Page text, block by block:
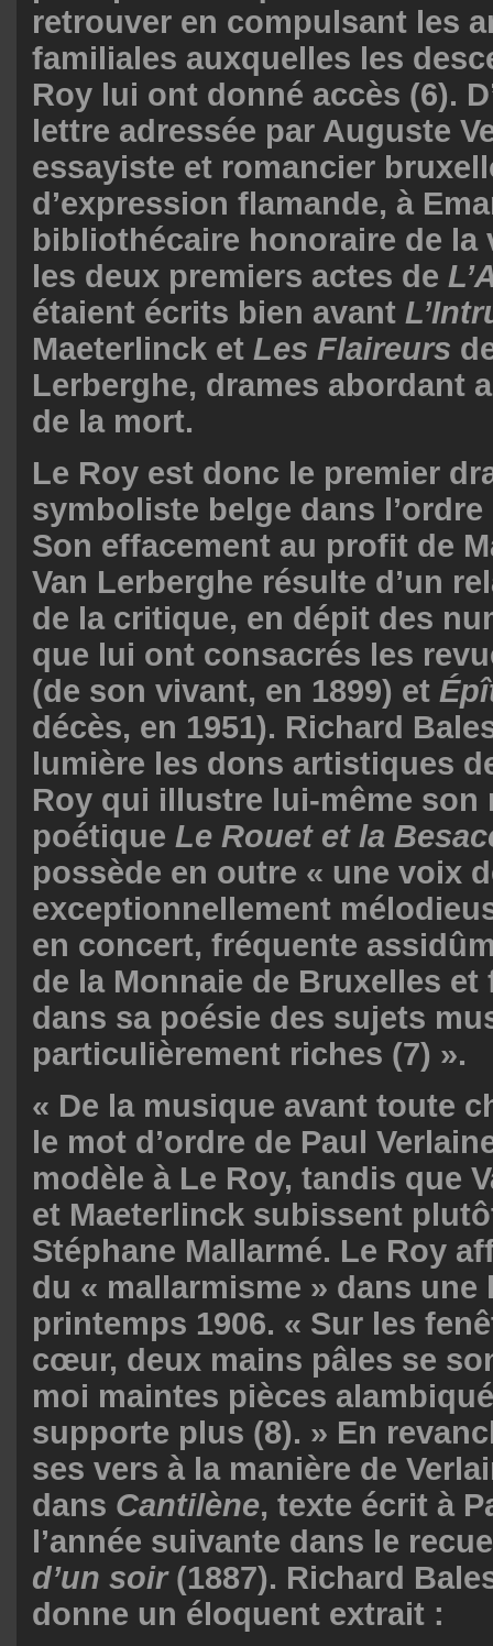
retrouver en compulsant les
familiales auxquelles les
Roy lui ont donné accès (6).
lettre adressée par Auguste
essayiste et romancier
d’expression flamande, à
bibliothécaire honoraire de la
les deux premiers actes de
étaient écrits bien avant
Maeterlinck et Les Flaireurs
Lerberghe, drames abordant
de la mort.
Le Roy est donc le premier
symboliste belge dans
Son effacement au profit de
Van Lerberghe résulte d’un
de la critique, en dépit des
que lui ont consacrés les
(de son vivant, en 1899) et
décès, en 1951). Richard
lumière les dons artistiques
Roy qui illustre lui-même son
poétique Le Rouet et la
possède en outre « une voix
exceptionnellement
en concert, fréquente
de la Monnaie de Bruxelles et
dans sa poésie des sujets
particulièrement riches (7) ».
« De la musique avant toute
le mot d’ordre de Paul
modèle à Le Roy, tandis que
et Maeterlinck subissent
Stéphane Mallarmé. Le Roy
du « mallarmisme » dans une
printemps 1906. « Sur les
cœur, deux mains pâles se
moi maintes pièces
supporte plus (8). » En
ses vers à la manière de
dans Cantilène, texte écrit à
l’année suivante dans le
d’un soir(1887). Richard
donne un éloquent extrait :